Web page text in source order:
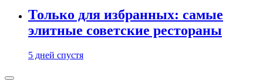
Только для избранных: самые
элитные советские рестораны
5 дней спустя